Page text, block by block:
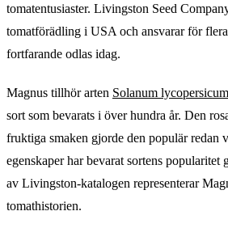
tomatentusiaster. Livingston Seed
tomatförädling i USA och ansvarar för
fortfarande odlas idag.
Magnus tillhör arten Solanum lycopersicum
sort som bevarats i över hundra år. Den
fruktiga smaken gjorde den populär redan
egenskaper har bevarat sortens popularitet
av Livingston-katalogen representerar
tomathistorien.